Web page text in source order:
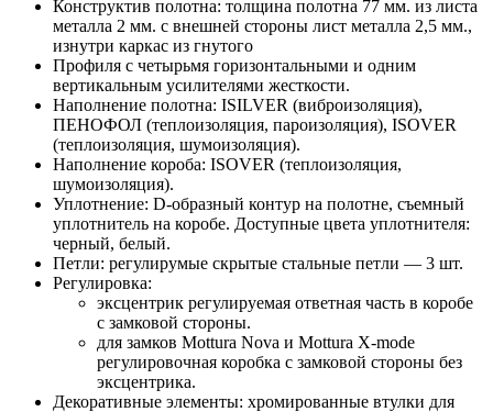
Конструктив полотна: толщина полотна 77 мм. из листа
металла 2 мм. с внешней стороны лист металла 2,5 мм.,
изнутри каркас из гнутого
Профиля с четырьмя горизонтальными и одним
вертикальным усилителями жесткости.
Наполнение полотна: ISILVER (виброизоляция),
ПЕНОФОЛ (теплоизоляция, пароизоляция), ISOVER
(теплоизоляция, шумоизоляция).
Наполнение короба: ISOVER (теплоизоляция,
шумоизоляция).
Уплотнение: D-образный контур на полотне, съемный
уплотнитель на коробе. Доступные цвета уплотнителя:
черный, белый.
Петли: регулирумые скрытые стальные петли — 3 шт.
Регулировка:
эксцентрик регулируемая ответная часть в коробе
с замковой стороны.
для замков Mottura Nova и Mottura X-mode
регулировочная коробка с замковой стороны без
эксцентрика.
Декоративные элементы: хромированные втулки для